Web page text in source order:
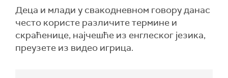
Деца и млади у свакодневном говору данас
често користе различите термине и
скраћенице, најчешће из енглеског језика,
преузете из видео игрица.